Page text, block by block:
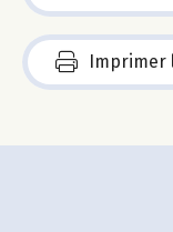
Imprimer